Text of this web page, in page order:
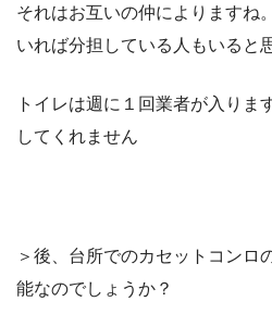
それはお互いの仲によりますね
いれば分担している人もいると
トイレは週に１回業者が入りま
してくれません
＞後、台所でのカセットコンロ
能なのでしょうか？